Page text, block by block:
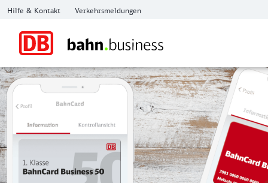
Hilfe & Kontakt Verkehrsmeldungen